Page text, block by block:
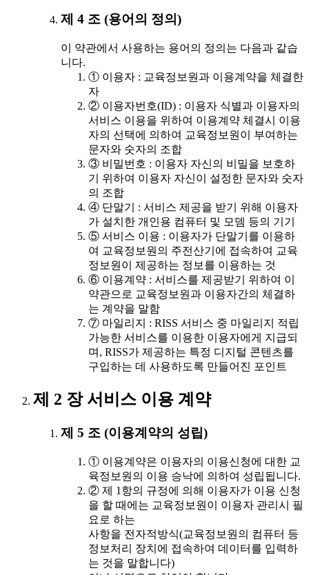
제 4 조 (용어의 정의)
이 약관에서 사용하는 용어의 정의는 다음과 같습
니다.
① 이용자 : 교육정보원과 이용계약을 체결한
자
② 이용자번호(ID) : 이용자 식별과 이용자의
서비스 이용을 위하여 이용계약 체결시 이용
자의 선택에 의하여 교육정보원이 부여하는
문자와 숫자의 조합
③ 비밀번호 : 이용자 자신의 비밀을 보호하
기 위하여 이용자 자신이 설정한 문자와 숫자
의 조합
④ 단말기 : 서비스 제공을 받기 위해 이용자
가 설치한 개인용 컴퓨터 및 모뎀 등의 기기
⑤ 서비스 이용 : 이용자가 단말기를 이용하
여 교육정보원의 주전산기에 접속하여 교육
정보원이 제공하는 정보를 이용하는 것
⑥ 이용계약 : 서비스를 제공받기 위하여 이
약관으로 교육정보원과 이용자간의 체결하
는 계약을 말함
⑦ 마일리지 : RISS 서비스 중 마일리지 적립
가능한 서비스를 이용한 이용자에게 지급되
며, RISS가 제공하는 특정 디지털 콘텐츠를
구입하는 데 사용하도록 만들어진 포인트
제 2 장 서비스 이용 계약
제 5 조 (이용계약의 성립)
① 이용계약은 이용자의 이용신청에 대한 교
육정보원의 이용 승낙에 의하여 성립됩니다.
② 제 1항의 규정에 의해 이용자가 이용 신청
을 할 때에는 교육정보원이 이용자 관리시 필
요로 하는
사항을 전자적방식(교육정보원의 컴퓨터 등
정보처리 장치에 접속하여 데이터를 입력하
는 것을 말합니다)